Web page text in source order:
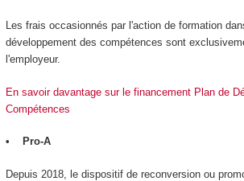
Les frais occasionnés par l'action de formation
développement des compétences sont
l'employeur.
En savoir davantage sur le financement Plan de
Compétences
• Pro-A
Depuis 2018, le dispositif de reconversion ou